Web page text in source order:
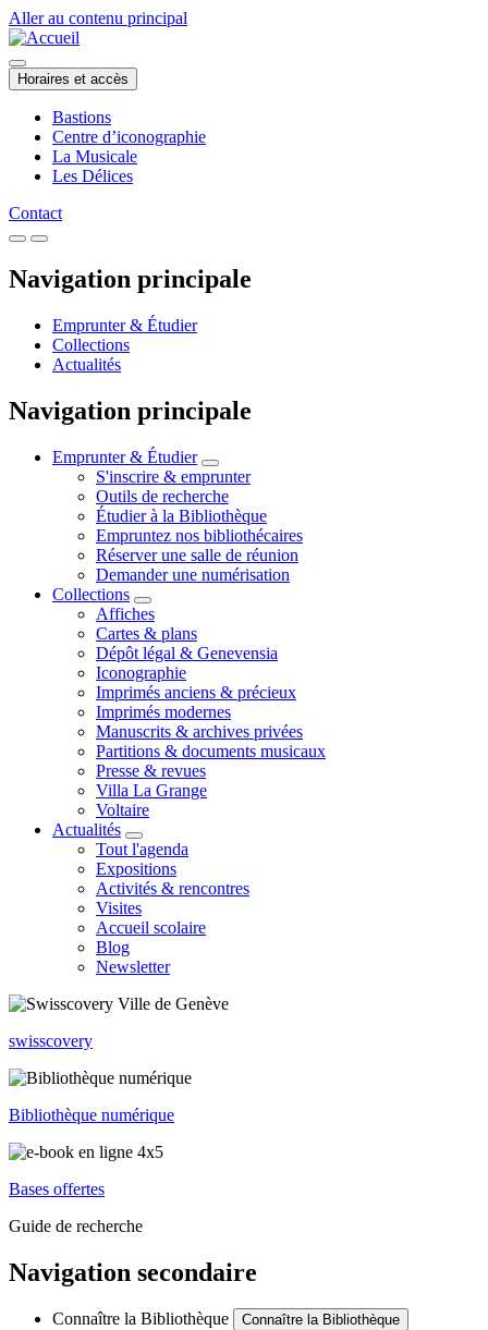
Aller au contenu principal
Horaires et accès
Bastions
Centre d’iconographie
La Musicale
Les Délices
Contact
Navigation principale
Emprunter & Étudier
Collections
Actualités
Navigation principale
Emprunter & Étudier
S'inscrire & emprunter
Outils de recherche
Étudier à la Bibliothèque
Empruntez nos bibliothécaires
Réserver une salle de réunion
Demander une numérisation
Collections
Affiches
Cartes & plans
Dépôt légal & Genevensia
Iconographie
Imprimés anciens & précieux
Imprimés modernes
Manuscrits & archives privées
Partitions & documents musicaux
Presse & revues
Villa La Grange
Voltaire
Actualités
Tout l'agenda
Expositions
Activités & rencontres
Visites
Accueil scolaire
Blog
Newsletter
swisscovery
Bibliothèque numérique
Bases offertes
Guide de recherche
Navigation secondaire
Connaître la Bibliothèque Connaître la Bibliothèque